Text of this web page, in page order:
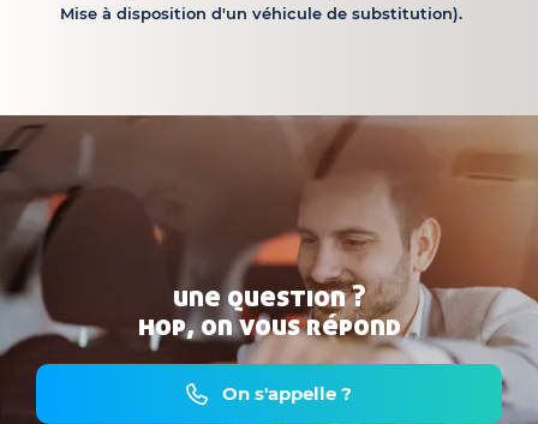
Mise à disposition d'un véhicule de substitution).
une question ?
hop, on vous répond
On s'appelle ?